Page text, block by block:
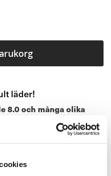
läder!
8.0 och många olika
mest sålda
står och sitter mycket